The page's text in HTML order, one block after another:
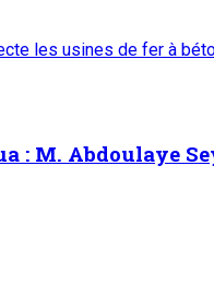
les usines de fer à
: M. Abdoulaye